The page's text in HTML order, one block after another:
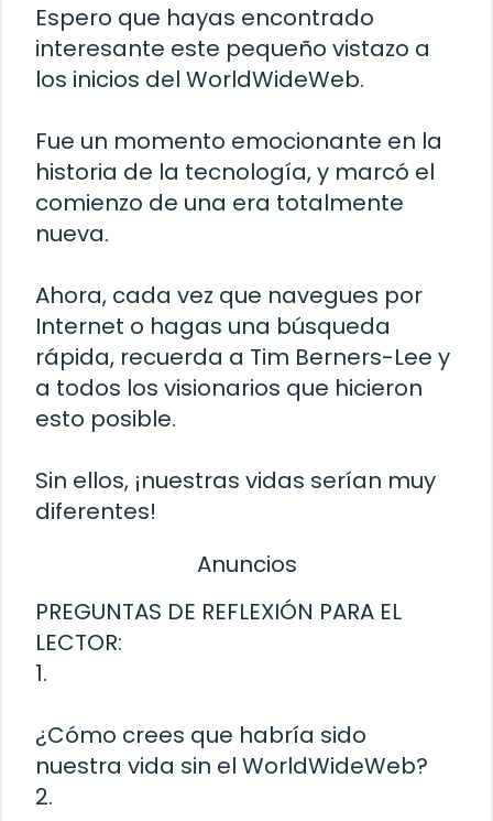
Espero que hayas encontrado
interesante este pequeño vistazo a
los inicios del WorldWideWeb.
Fue un momento emocionante en la
historia de la tecnología, y marcó el
comienzo de una era totalmente
nueva.
Ahora, cada vez que navegues por
Internet o hagas una búsqueda
rápida, recuerda a Tim Berners-Lee y
a todos los visionarios que hicieron
esto posible.
Sin ellos, ¡nuestras vidas serían muy
diferentes!
Anuncios
PREGUNTAS DE REFLEXIÓN PARA EL
LECTOR:
1.
¿Cómo crees que habría sido
nuestra vida sin el WorldWideWeb?
2.